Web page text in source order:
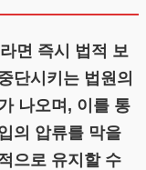
면 즉시 법적 보
단시키는 법원의
나오며, 이를 통
의 압류를 막을
으로 유지할 수